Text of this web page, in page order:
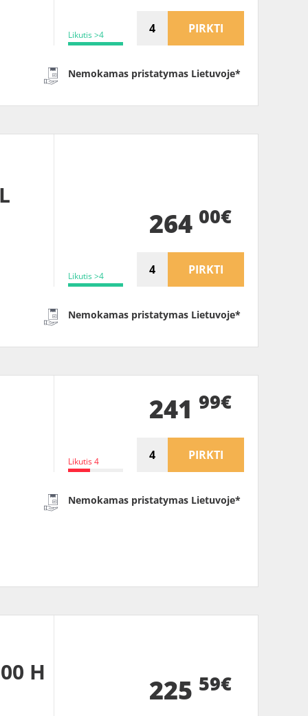
Likutis >4 PIRKTI
Nemokamas pristatymas Lietuvoje*
Likutis >4
264 00€
PIRKTI
Nemokamas pristatymas Lietuvoje*
Likutis 4
241 99€
PIRKTI
Nemokamas pristatymas Lietuvoje*
H
225 59€